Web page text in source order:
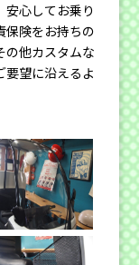
心してお乗り
保険をお持ちの
の他カスタムな
要望に沿えるよ